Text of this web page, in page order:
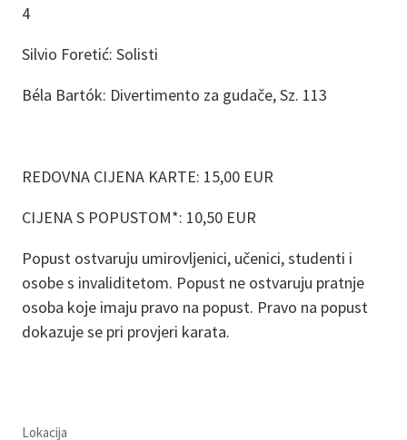
4
Silvio Foretić: Solisti
Béla Bartók: Divertimento za gudače, Sz. 113
REDOVNA CIJENA KARTE: 15,00 EUR
CIJENA S POPUSTOM*: 10,50 EUR
Popust ostvaruju umirovljenici, učenici, studenti i
osobe s invaliditetom. Popust ne ostvaruju pratnje
osoba koje imaju pravo na popust. Pravo na popust
dokazuje se pri provjeri karata.
Lokacija